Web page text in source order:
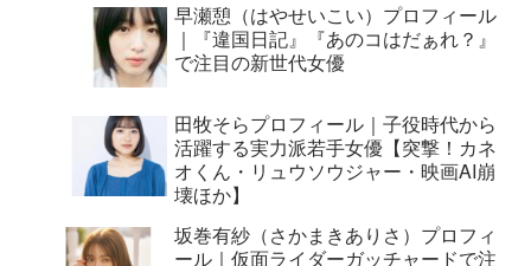
早瀬憩（はやせいこい）プロフィール
｜『違国日記』『あのコはだぁれ？』
で注目の新世代女優
田牧そらプロフィール｜子役時代から
活躍する実力派若手女優【突撃！カネ
オくん・リュウソウジャー・映画AI崩
壊ほか】
坂巻有紗（さかまきありさ）プロフィ
ール｜仮面ライダーガッチャードで注